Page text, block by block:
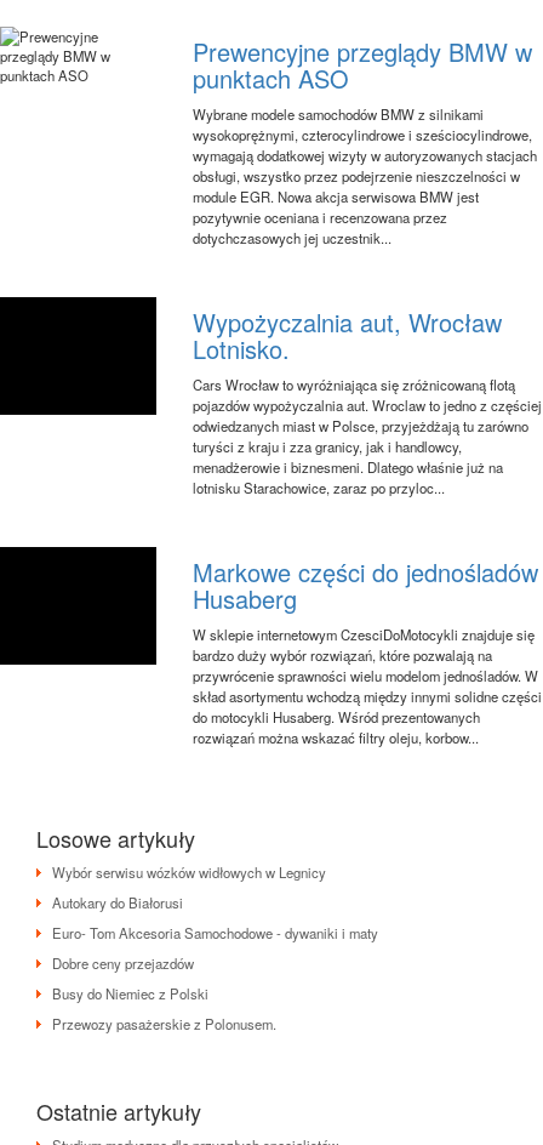
Prewencyjne przeglądy BMW w
punktach ASO
Wybrane modele samochodów BMW z silnikami
wysokoprężnymi, czterocylindrowe i sześciocylindrowe,
wymagają dodatkowej wizyty w autoryzowanych stacjach
obsługi, wszystko przez podejrzenie nieszczelności w
module EGR. Nowa akcja serwisowa BMW jest
pozytywnie oceniana i recenzowana przez
dotychczasowych jej uczestnik...
Wypożyczalnia aut, Wrocław
Lotnisko.
Cars Wrocław to wyróżniająca się zróżnicowaną flotą
pojazdów wypożyczalnia aut. Wroclaw to jedno z częściej
odwiedzanych miast w Polsce, przyjeżdżają tu zarówno
turyści z kraju i zza granicy, jak i handlowcy,
menadżerowie i biznesmeni. Dlatego właśnie już na
lotnisku Starachowice, zaraz po przyloc...
Markowe części do jednośladów
Husaberg
W sklepie internetowym CzesciDoMotocykli znajduje się
bardzo duży wybór rozwiązań, które pozwalają na
przywrócenie sprawności wielu modelom jednośladów. W
skład asortymentu wchodzą między innymi solidne części
do motocykli Husaberg. Wśród prezentowanych
rozwiązań można wskazać filtry oleju, korbow...
Losowe artykuły
Wybór serwisu wózków widłowych w Legnicy
Autokary do Białorusi
Euro- Tom Akcesoria Samochodowe - dywaniki i maty
Dobre ceny przejazdów
Busy do Niemiec z Polski
Przewozy pasażerskie z Polonusem.
Ostatnie artykuły